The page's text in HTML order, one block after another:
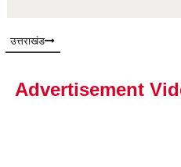
उत्तराखंड
Advertisement